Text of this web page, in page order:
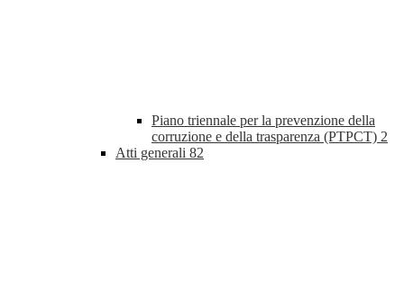
Piano triennale per la prevenzione della
corruzione e della trasparenza (PTPCT) 2
Atti generali 82